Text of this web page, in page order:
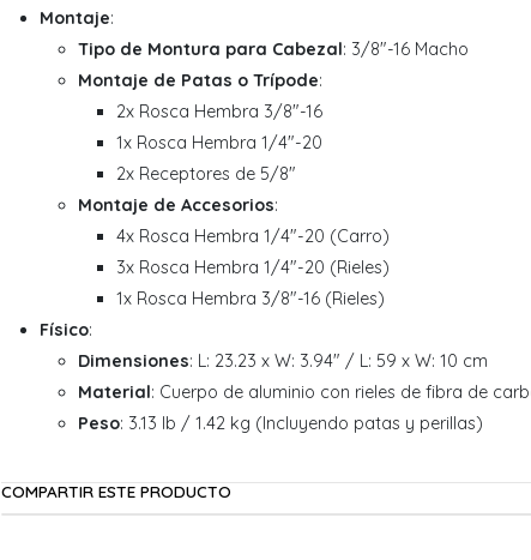
Montaje:
Tipo de Montura para Cabezal: 3/8"-16 Macho
Montaje de Patas o Trípode:
2x Rosca Hembra 3/8"-16
1x Rosca Hembra 1/4"-20
2x Receptores de 5/8"
Montaje de Accesorios:
4x Rosca Hembra 1/4"-20 (Carro)
3x Rosca Hembra 1/4"-20 (Rieles)
1x Rosca Hembra 3/8"-16 (Rieles)
Físico:
Dimensiones: L: 23.23 x W: 3.94" / L: 59 x W: 10 cm
Material: Cuerpo de aluminio con rieles de fibra de
Peso: 3.13 lb / 1.42 kg (Incluyendo patas y perillas)
COMPARTIR ESTE PRODUCTO